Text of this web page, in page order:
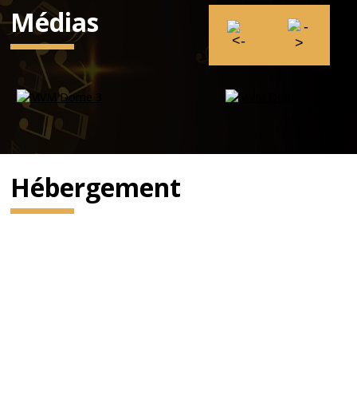
Médias
Hébergement